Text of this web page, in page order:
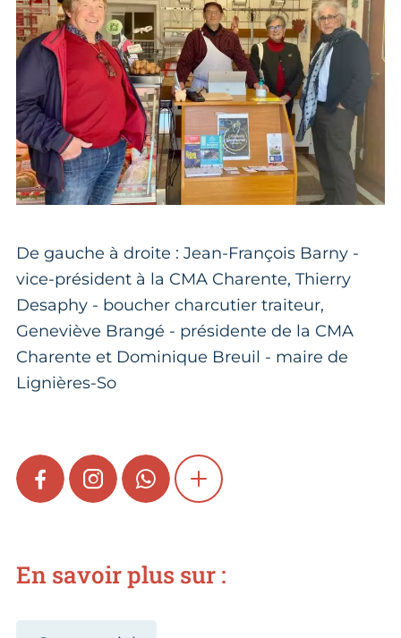
De gauche à droite : Jean-François Barny -
vice-président à la CMA Charente, Thierry
Desaphy - boucher charcutier traiteur,
Geneviève Brangé - présidente de la CMA
Charente et Dominique Breuil - maire de
Lignières-So
FACEBOOKINSTAGRAMWHATSAPPSHOW MORE
En savoir plus sur :